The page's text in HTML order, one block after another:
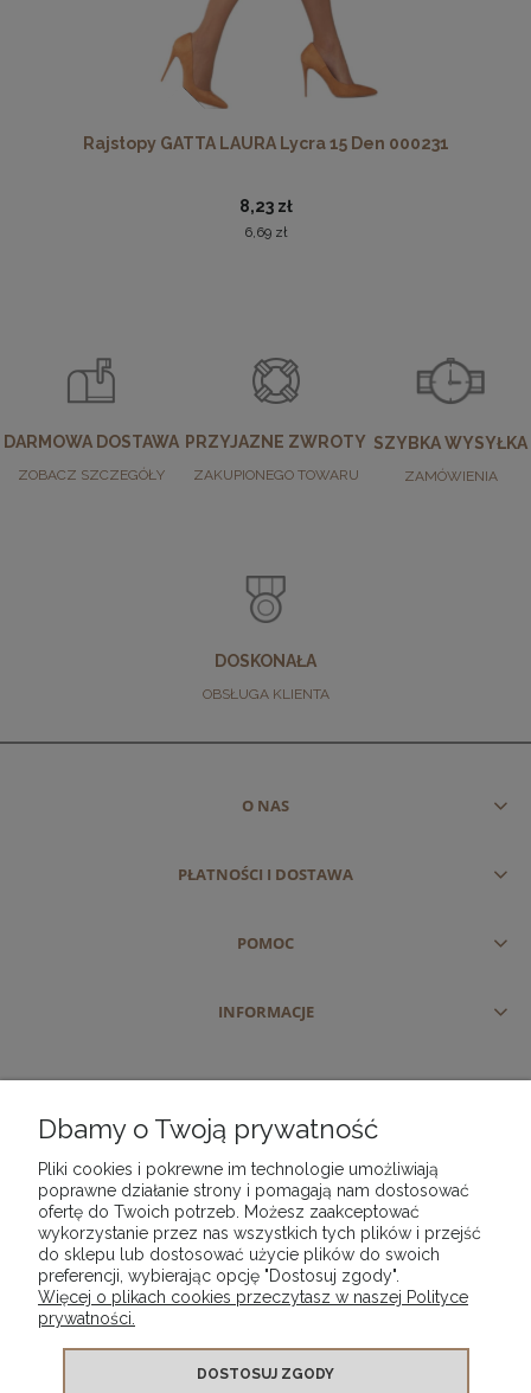
Rajstopy GATTA LAURA Lycra 15 Den 000231
8,23 zł
6,69 zł
DARMOWA DOSTAWA
ZOBACZ SZCZEGÓŁY
PRZYJAZNE ZWROTY
ZAKUPIONEGO TOWARU
SZYBKA WYSYŁKA
ZAMÓWIENIA
DOSKONAŁA
OBSŁUGA KLIENTA
O NAS
PŁATNOŚCI I DOSTAWA
POMOC
INFORMACJE
Dbamy o Twoją prywatność
Pliki cookies i pokrewne im technologie umożliwiają
poprawne działanie strony i pomagają nam dostosować
ofertę do Twoich potrzeb. Możesz zaakceptować
wykorzystanie przez nas wszystkich tych plików i przejść
do sklepu lub dostosować użycie plików do swoich
preferencji, wybierając opcję "Dostosuj zgody".
Więcej o plikach cookies przeczytasz w naszej Polityce
prywatności.
DOSTOSUJ ZGODY